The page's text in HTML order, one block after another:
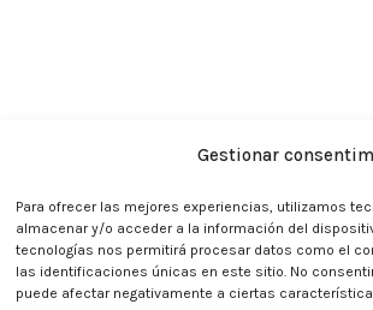
Gestionar
Para ofrecer las mejores experiencias, utilizamos
almacenar y/o acceder a la información del
tecnologías nos permitirá procesar datos como el
las identificaciones únicas en este sitio. No
puede afectar negativamente a ciertas